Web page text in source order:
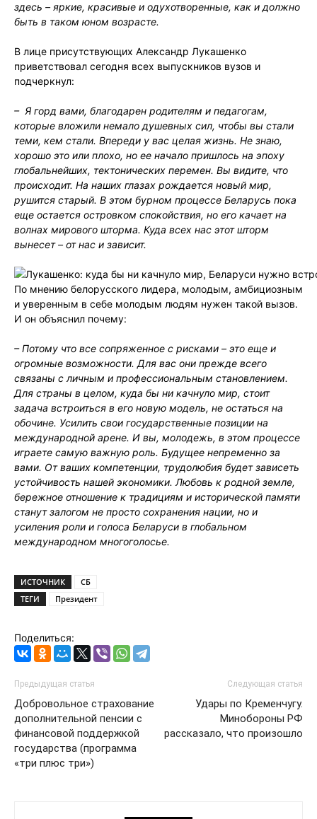
здесь – яркие, красивые и одухотворенные, как и должно
быть в таком юном возрасте.
В лице присутствующих Александр Лукашенко
приветствовал сегодня всех выпускников вузов и
подчеркнул:
– Я горд вами, благодарен родителям и педагогам,
которые вложили немало душевных сил, чтобы вы стали
теми, кем стали. Впереди у вас целая жизнь. Не знаю,
хорошо это или плохо, но ее начало пришлось на эпоху
глобальнейших, тектонических перемен. Вы видите, что
происходит. На наших глазах рождается новый мир,
рушится старый. В этом бурном процессе Беларусь пока
еще остается островком спокойствия, но его качает на
волнах мирового шторма. Куда всех нас этот шторм
вынесет – от нас и зависит.
По мнению белорусского лидера, молодым, амбициозным
и уверенным в себе молодым людям нужен такой вызов.
И он объяснил почему:
– Потому что все сопряженное с рисками – это еще и
огромные возможности. Для вас они прежде всего
связаны с личным и профессиональным становлением.
Для страны в целом, куда бы ни качнуло мир, стоит
задача встроиться в его новую модель, не остаться на
обочине. Усилить свои государственные позиции на
международной арене. И вы, молодежь, в этом процессе
играете самую важную роль. Будущее непременно за
вами. От ваших компетенции, трудолюбия будет зависеть
устойчивость нашей экономики. Любовь к родной земле,
бережное отношение к традициям и исторической памяти
станут залогом не просто сохранения нации, но и
усиления роли и голоса Беларуси в глобальном
международном многоголосье.
ИСТОЧНИК
СБ
ТЕГИ
Президент
Поделиться:
Предыдущая статья
Добровольное страхование
дополнительной пенсии с
финансовой поддержкой
государства (программа
«три плюс три»)
Следующая статья
Удары по Кременчугу.
Минобороны РФ
рассказало, что произошло